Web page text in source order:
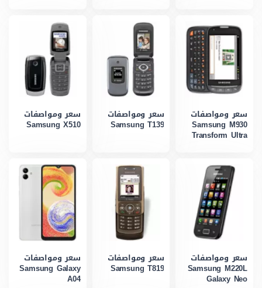
سعر ومواصفات
Samsung M930
Transform Ultra
سعر ومواصفات
Samsung T139
سعر ومواصفات
Samsung X510
سعر ومواصفات
Samsung M220L
Galaxy Neo
سعر ومواصفات
Samsung T819
سعر ومواصفات
Samsung Galaxy
A04